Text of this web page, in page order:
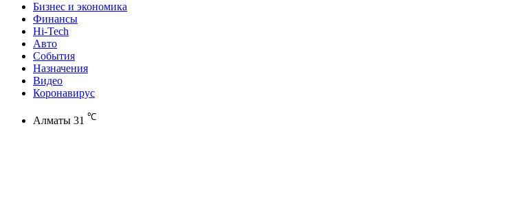
Бизнес и экономика
Финансы
Hi-Tech
Авто
События
Назначения
Видео
Коронавирус
Алматы 31 ℃